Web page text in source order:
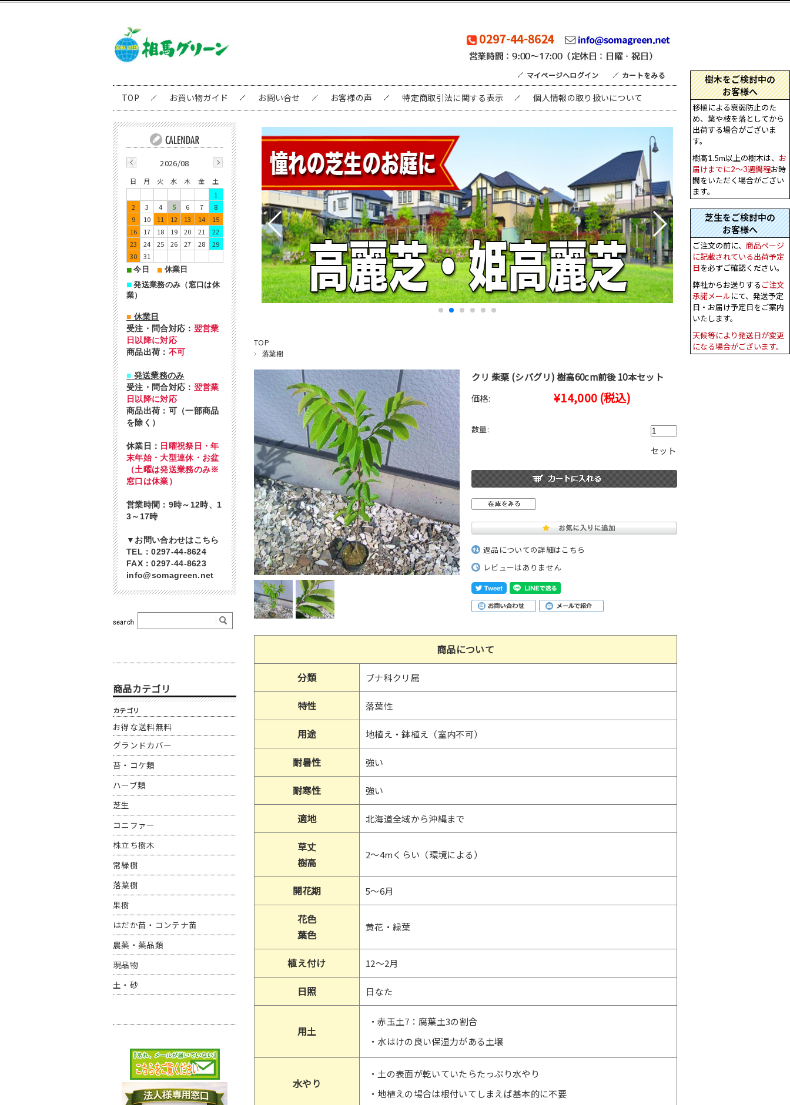
マイページへログイン カートをみる
TOP お買い物ガイド お問い合せ お客様の声 特定商取引法に関する表示 個人情報の取り扱いについて
TOP
落葉樹
クリ 柴栗 (シバグリ) 樹高60cm前後 10本セット
価格: ¥14,000 (税込)
数量:
セット
返品についての詳細はこちら
レビューはありません
商品について
分類
ブナ科クリ属
特性 落葉性
用途 地植え・鉢植え（室内不可）
耐暑性 強い
耐寒性 強い
適地 北海道全域から沖縄まで
草丈
樹高
2～4mくらい（環境による）
開花期 5～6月
花色
葉色
黄花・緑葉
植え付け 12～2月
日照 日なた
用土
・赤玉土7：腐葉土3の割合
・水はけの良い保湿力がある土壌
水やり
・土の表面が乾いていたらたっぷり水やり
・地植えの場合は根付いてしまえば基本的に不要
2026/08
日 月 火 水 木 金
土
1
2
3 4 5 6 7
8
9
10 11 12 13 14
15
16
17 18 19 20 21
22
23
24 25 26 27 28
29
30
31
■ 今日 ■ 休業日
■ 発送業務のみ（窓口は休
業）
■ 休業日
受注・問合対応： 翌営業
日以降に対応
商品出荷： 不可
■ 発送業務のみ
受注・問合対応： 翌営業
日以降に対応
商品出荷：可（一部商品
を除く）
休業日： 日曜祝祭日・年
末年始・大型連休・お盆
（土曜は発送業務のみ※
窓口は休業）
営業時間：9時～12時、1
3～17時
▼お問い合わせはこちら
TEL：0297-44-8624
FAX：0297-44-8623
info@somagreen.net
商品カテゴリ
カテゴリ
お得な送料無料
グランドカバー
苔・コケ類
ハーブ類
芝生
コニファー
株立ち樹木
常緑樹
落葉樹
果樹
はだか苗・コンテナ苗
農薬・薬品類
現品物
土・砂